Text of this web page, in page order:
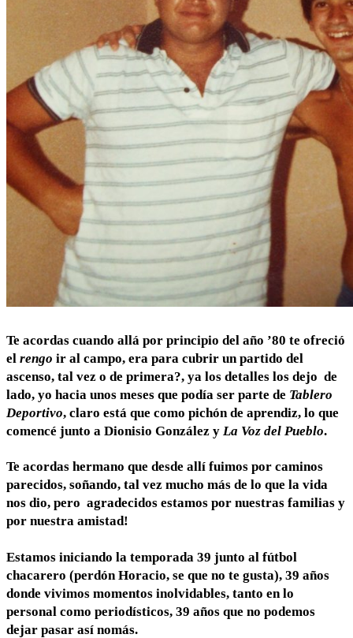
Te acordas cuando allá por principio del año ’80 te ofreció
el rengo ir al campo, era para cubrir un partido del
ascenso, tal vez o de primera?, ya los detalles los dejo de
lado, yo hacia unos meses que podía ser parte de Tablero
Deportivo, claro está que como pichón de aprendiz, lo que
comencé junto a Dionisio González y La Voz del Pueblo.
Te acordas hermano que desde allí fuimos por caminos
parecidos, soñando, tal vez mucho más de lo que la vida
nos dio, pero agradecidos estamos por nuestras familias y
por nuestra amistad!
Estamos iniciando la temporada 39 junto al fútbol
chacarero (perdón Horacio, se que no te gusta), 39 años
donde vivimos momentos inolvidables, tanto en lo
personal como periodísticos, 39 años que no podemos
dejar pasar así nomás.